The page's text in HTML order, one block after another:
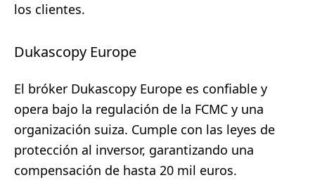
los clientes.
Dukascopy Europe
El bróker Dukascopy Europe es confiable y
opera bajo la regulación de la FCMC y una
organización suiza. Cumple con las leyes de
protección al inversor, garantizando una
compensación de hasta 20 mil euros.